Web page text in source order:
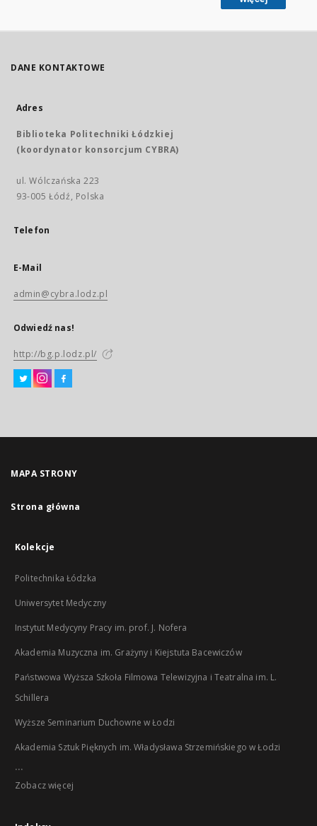
DANE KONTAKTOWE
Adres
Biblioteka Politechniki Łódzkiej
(koordynator konsorcjum CYBRA)
ul. Wólczańska 223
93-005 Łódź, Polska
Telefon
E-Mail
admin@cybra.lodz.pl
Odwiedź nas!
http://bg.p.lodz.pl/
MAPA STRONY
Strona główna
Kolekcje
Politechnika Łódzka
Uniwersytet Medyczny
Instytut Medycyny Pracy im. prof. J. Nofera
Akademia Muzyczna im. Grażyny i Kiejstuta Bacewiczów
Państwowa Wyższa Szkoła Filmowa Telewizyjna i Teatralna im. L.
Schillera
Wyższe Seminarium Duchowne w Łodzi
Akademia Sztuk Pięknych im. Władysława Strzemińskiego w Łodzi
...
Zobacz więcej